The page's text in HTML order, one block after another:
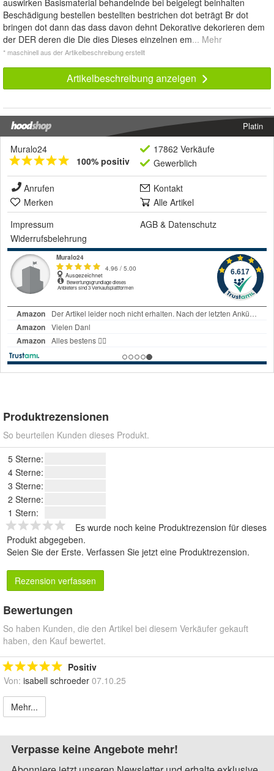
auswirken Basismaterial behandelnde bei beigelegt beinhalten
Beschädigung bestellen bestellten bestrichen dot beträgt Br dot
bringen dot dann das dass davon dehnt Dekorative dekorieren dem
der DER deren die Die dies Dieses einzelnen em... Mehr
* maschinell aus der Artikelbeschreibung erstellt
Artikelbeschreibung anzeigen
Platin
Muralo24
100% positiv
17862 Verkäufe
Gewerblich
Anrufen
Kontakt
Merken
Alle Artikel
Impressum
AGB & Datenschutz
Widerrufsbelehrung
Produktrezensionen
So beurteilen Kunden dieses Produkt.
5 Sterne:
4 Sterne:
3 Sterne:
2 Sterne:
1 Stern:
Es wurde noch keine Produktrezension für dieses
Produkt abgegeben.
Seien Sie der Erste. Verfassen Sie jetzt eine Produktrezension.
Rezension verfassen
Bewertungen
So haben Kunden, die den Artikel bei diesem Verkäufer gekauft
haben, den Kauf bewertet.
Positiv
Von: isabell schroeder 07.10.25
Mehr...
Verpasse keine Angebote mehr!